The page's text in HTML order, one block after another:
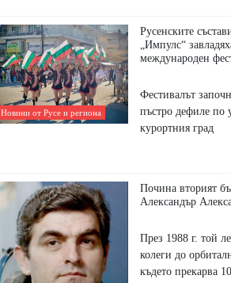
Новини от Русе и региона
Русенските
„Импулс“
международен
Фестивалът
пъстро дефиле по
курортния град
Почина вторият
Александър
През 1988 г. той
колеги до
където прекарва